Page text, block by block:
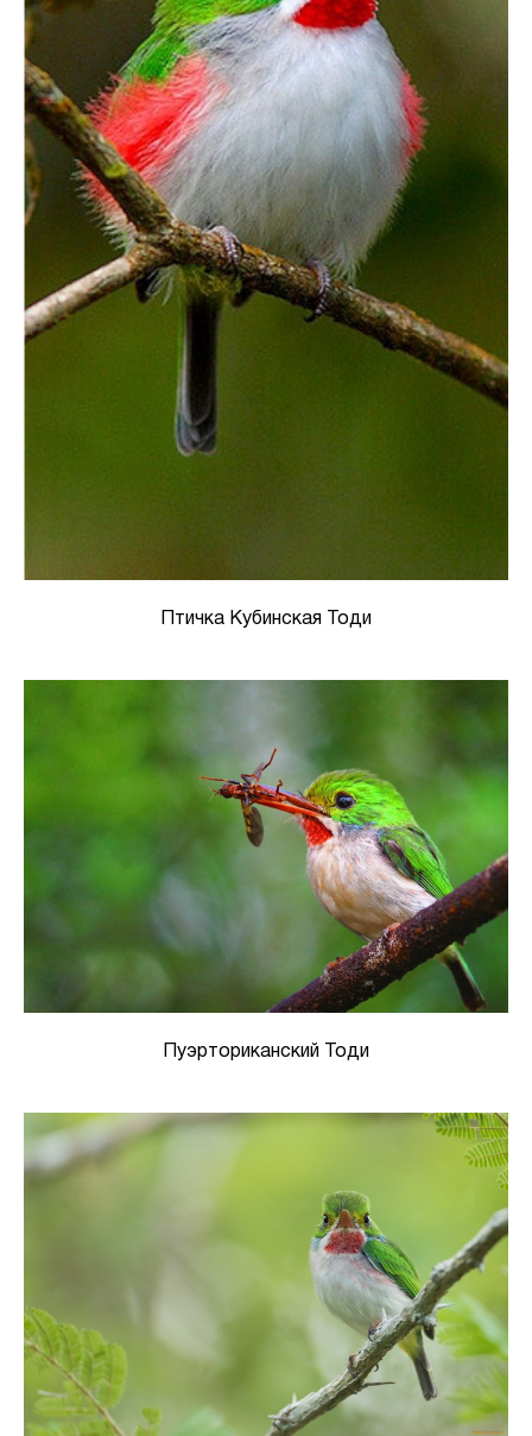
Птичка Кубинская Тоди
Пуэрториканский Тоди